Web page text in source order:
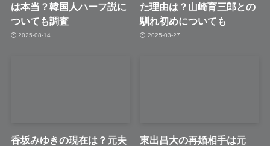
は本当？韓国人ハーフ説に
ついても調査
2025-08-14
た理由は？山崎育三郎との
馴れ初めについても
2025-03-27
香坂みゆきの現在は？元夫
東出昌大の再婚相手は元